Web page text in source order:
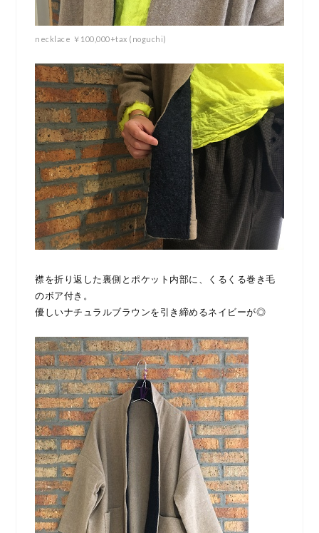
necklace ￥100,000+tax (noguchi)
襟を折り返した裏側とポケット内部に、くるくる巻き毛
のボア付き。
優しいナチュラルブラウンを引き締めるネイビーが◎